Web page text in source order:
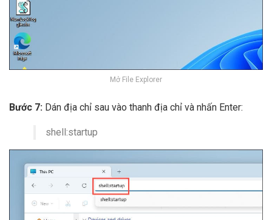
Mở File Explorer
Bước 7: Dán địa chỉ sau vào thanh địa chỉ và nhấn Enter:
shell:startup